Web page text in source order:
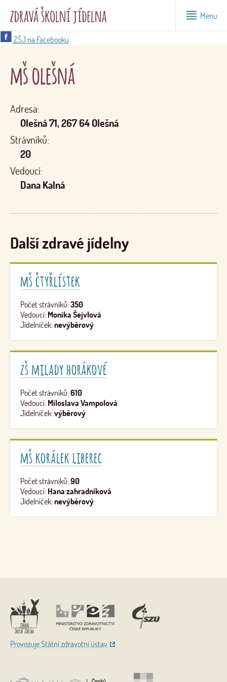
Menu
ZŠJ na Facebooku
mš olešná
Adresa:
Olešná 71, 267 64 Olešná
Strávníků:
20
Vedoucí:
Dana Kalná
Další zdravé jídelny
mš čtyřlístek
Počet strávníků:350
Vedoucí: Monika Šejvlová
Jídelníček:nevýběrový
zš milady horákové
Počet strávníků:610
Vedoucí: Miloslava Vampolová
Jídelníček:výběrový
mš korálek liberec
Počet strávníků:90
Vedoucí: Hana zahradníková
Jídelníček:nevýběrový
Provozuje Státní zdravotní ústav